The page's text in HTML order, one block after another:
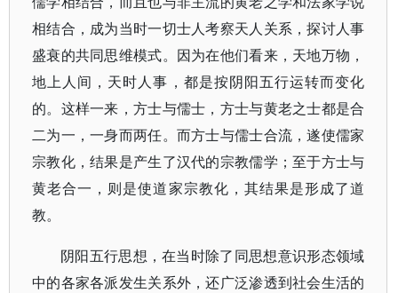
相结合，成为当时一切士人考察天人关系，探讨人事
盛衰的共同思维模式。因为在他们看来，天地万物，
地上人间，天时人事，都是按阴阳五行运转而变化
的。这样一来，方士与儒士，方士与黄老之士都是合
二为一，一身而两任。而方士与儒士合流，遂使儒家
宗教化，结果是产生了汉代的宗教儒学；至于方士与
黄老合一，则是使道家宗教化，其结果是形成了道
教。
阴阳五行思想，在当时除了同思想意识形态领域
中的各家各派发生关系外，还广泛渗透到社会生活的